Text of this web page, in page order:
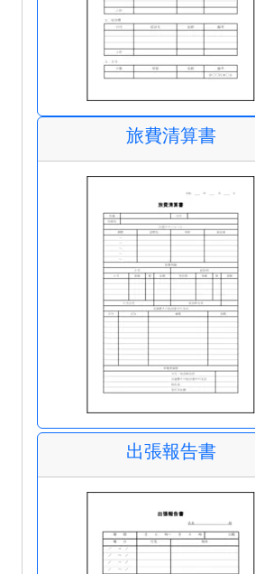
旅費清算書
出張報告書